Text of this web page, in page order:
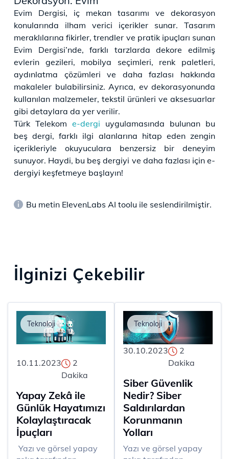
Evim Dergisi, iç mekan tasarımı ve dekorasyon
konularında ilham verici içerikler sunar. Tasarım
meraklılarına fikirler, trendler ve pratik ipuçları sunan
Evim Dergisi’nde, farklı tarzlarda dekore edilmiş
evlerin gezileri, mobilya seçimleri, renk paletleri,
aydınlatma çözümleri ve daha fazlası hakkında
makaleler bulabilirsiniz. Ayrıca, ev dekorasyonunda
kullanılan malzemeler, tekstil ürünleri ve aksesuarlar
gibi detaylara da yer verilir.
Türk Telekom e-dergi uygulamasında bulunan bu
beş dergi, farklı ilgi alanlarına hitap eden zengin
içerikleriyle okuyuculara benzersiz bir deneyim
sunuyor. Haydi, bu beş dergiyi ve daha fazlası için e-
dergiyi keşfetmeye başlayın!
Bu metin ElevenLabs AI toolu ile seslendirilmiştir.
İlginizi Çekebilir
10.11.2023
2
Dakika
Yapay Zekâ ile
Günlük Hayatımızı
Kolaylaştıracak
İpuçları
Teknoloji
30.10.2023
2
Dakika
Siber Güvenlik
Nedir? Siber
Saldırılardan
Korunmanın
Yolları
Yazı ve görsel yapay
Teknoloji